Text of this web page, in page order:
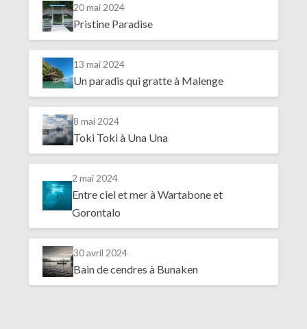
20 mai 2024
Pristine Paradise
13 mai 2024
Un paradis qui gratte à Malenge
8 mai 2024
Toki Toki à Una Una
2 mai 2024
Entre ciel et mer à Wartabone et
Gorontalo
30 avril 2024
Bain de cendres à Bunaken